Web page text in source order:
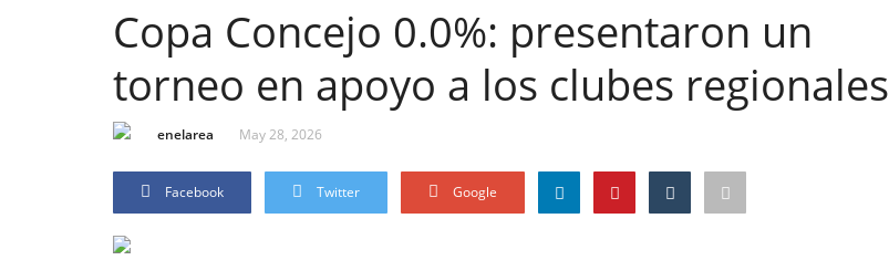
Copa Concejo 0.0%: presentaron un
torneo en apoyo a los clubes regionales
enelarea May 28, 2026
Facebook Twitter Google